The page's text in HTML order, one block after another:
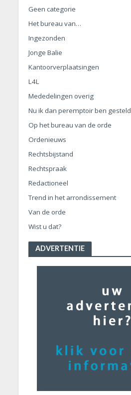
Geen categorie
Het bureau van…
Ingezonden
Jonge Balie
Kantoorverplaatsingen
L4L
Mededelingen overig
Nu ik dan peremptoir ben gesteld
Op het bureau van de orde
Ordenieuws
Rechtsbijstand
Rechtspraak
Redactioneel
Trend in het arrondissement
Van de orde
Wist u dat?
ADVERTENTIE